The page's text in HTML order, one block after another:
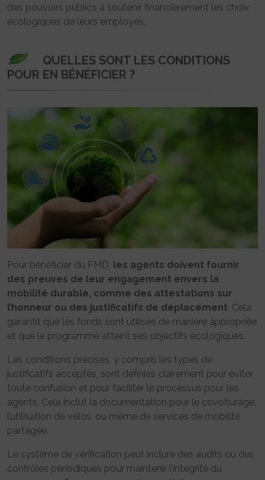
des pouvoirs publics à soutenir financièrement les choix
écologiques de leurs employés.
QUELLES SONT LES CONDITIONS
POUR EN BÉNÉFICIER ?
Pour bénéficier du FMD, les agents doivent fournir
des preuves de leur engagement envers la
mobilité durable, comme des attestations sur
l’honneur ou des justificatifs de déplacement. Cela
garantit que les fonds sont utilisés de manière appropriée
et que le programme atteint ses objectifs écologiques.
Les conditions précises, y compris les types de
justificatifs acceptés, sont définies clairement pour éviter
toute confusion et pour faciliter le processus pour les
agents. Cela inclut la documentation pour le covoiturage,
l’utilisation de vélos, ou même de services de mobilité
partagée.
Le système de vérification peut inclure des audits ou des
contrôles périodiques pour maintenir l’intégrité du